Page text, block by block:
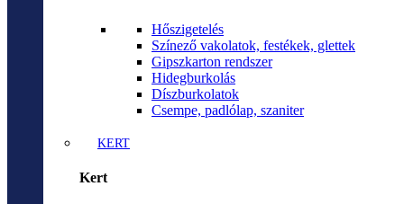
Hőszigetelés
Színező vakolatok, festékek, glettek
Gipszkarton rendszer
Hidegburkolás
Díszburkolatok
Csempe, padlólap, szaniter
KERT
Kert